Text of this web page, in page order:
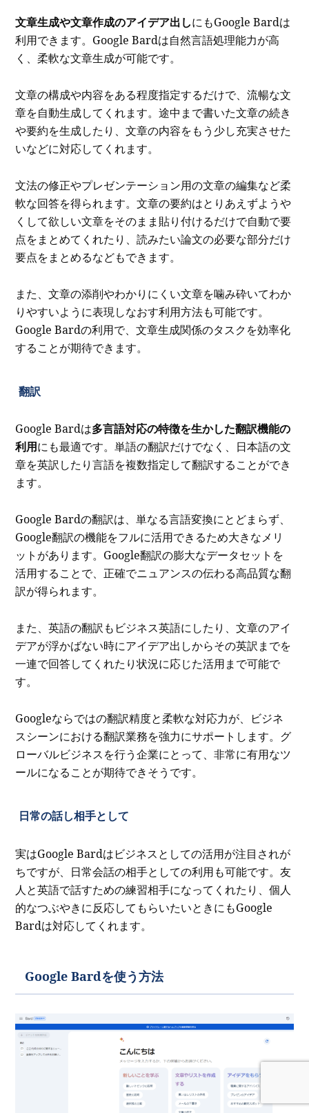
文章生成や文章作成のアイデア出しにもGoogle Bardは
利用できます。Google Bardは自然言語処理能力が高
く、柔軟な文章生成が可能です。
文章の構成や内容をある程度指定するだけで、流暢な文
章を自動生成してくれます。途中まで書いた文章の続き
や要約を生成したり、文章の内容をもう少し充実させた
いなどに対応してくれます。
文法の修正やプレゼンテーション用の文章の編集など柔
軟な回答を得られます。文章の要約はとりあえずようや
くして欲しい文章をそのまま貼り付けるだけで自動で要
点をまとめてくれたり、読みたい論文の必要な部分だけ
要点をまとめるなどもできます。
また、文章の添削やわかりにくい文章を噛み砕いてわか
りやすいように表現しなおす利用方法も可能です。
Google Bardの利用で、文章生成関係のタスクを効率化
することが期待できます。
翻訳
Google Bardは多言語対応の特徴を生かした翻訳機能の
利用にも最適です。単語の翻訳だけでなく、日本語の文
章を英訳したり言語を複数指定して翻訳することができ
ます。
Google Bardの翻訳は、単なる言語変換にとどまらず、
Google翻訳の機能をフルに活用できるため大きなメリ
ットがあります。Google翻訳の膨大なデータセットを
活用することで、正確でニュアンスの伝わる高品質な翻
訳が得られます。
また、英語の翻訳もビジネス英語にしたり、文章のアイ
デアが浮かばない時にアイデア出しからその英訳までを
一連で回答してくれたり状況に応じた活用まで可能で
す。
Googleならではの翻訳精度と柔軟な対応力が、ビジネ
スシーンにおける翻訳業務を強力にサポートします。グ
ローバルビジネスを行う企業にとって、非常に有用なツ
ールになることが期待できそうです。
日常の話し相手として
実はGoogle Bardはビジネスとしての活用が注目されが
ちですが、日常会話の相手としての利用も可能です。友
人と英語で話すための練習相手になってくれたり、個人
的なつぶやきに反応してもらいたいときにもGoogle
Bardは対応してくれます。
Google Bardを使う方法